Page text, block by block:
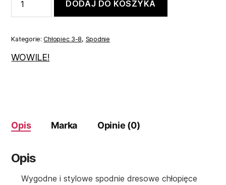
Spodnie
dresowe
cargo
DODAJ DO KOSZYKA
Kategorie:Chłopiec 3-8, Spodnie
WOWILE!
Opis Marka Opinie (0)
Opis
Wygodne i stylowe spodnie dresowe chłopięce